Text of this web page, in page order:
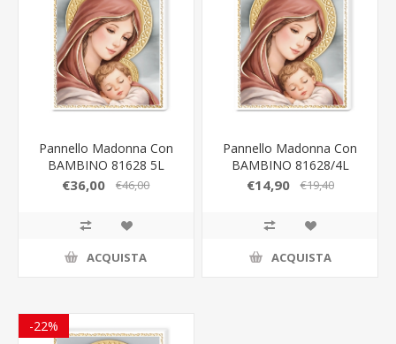
Pannello Madonna Con
BAMBINO 81628 5L
€36,00 €46,00
ACQUISTA
Pannello Madonna Con
BAMBINO 81628/4L
€14,90 €19,40
ACQUISTA
-22%